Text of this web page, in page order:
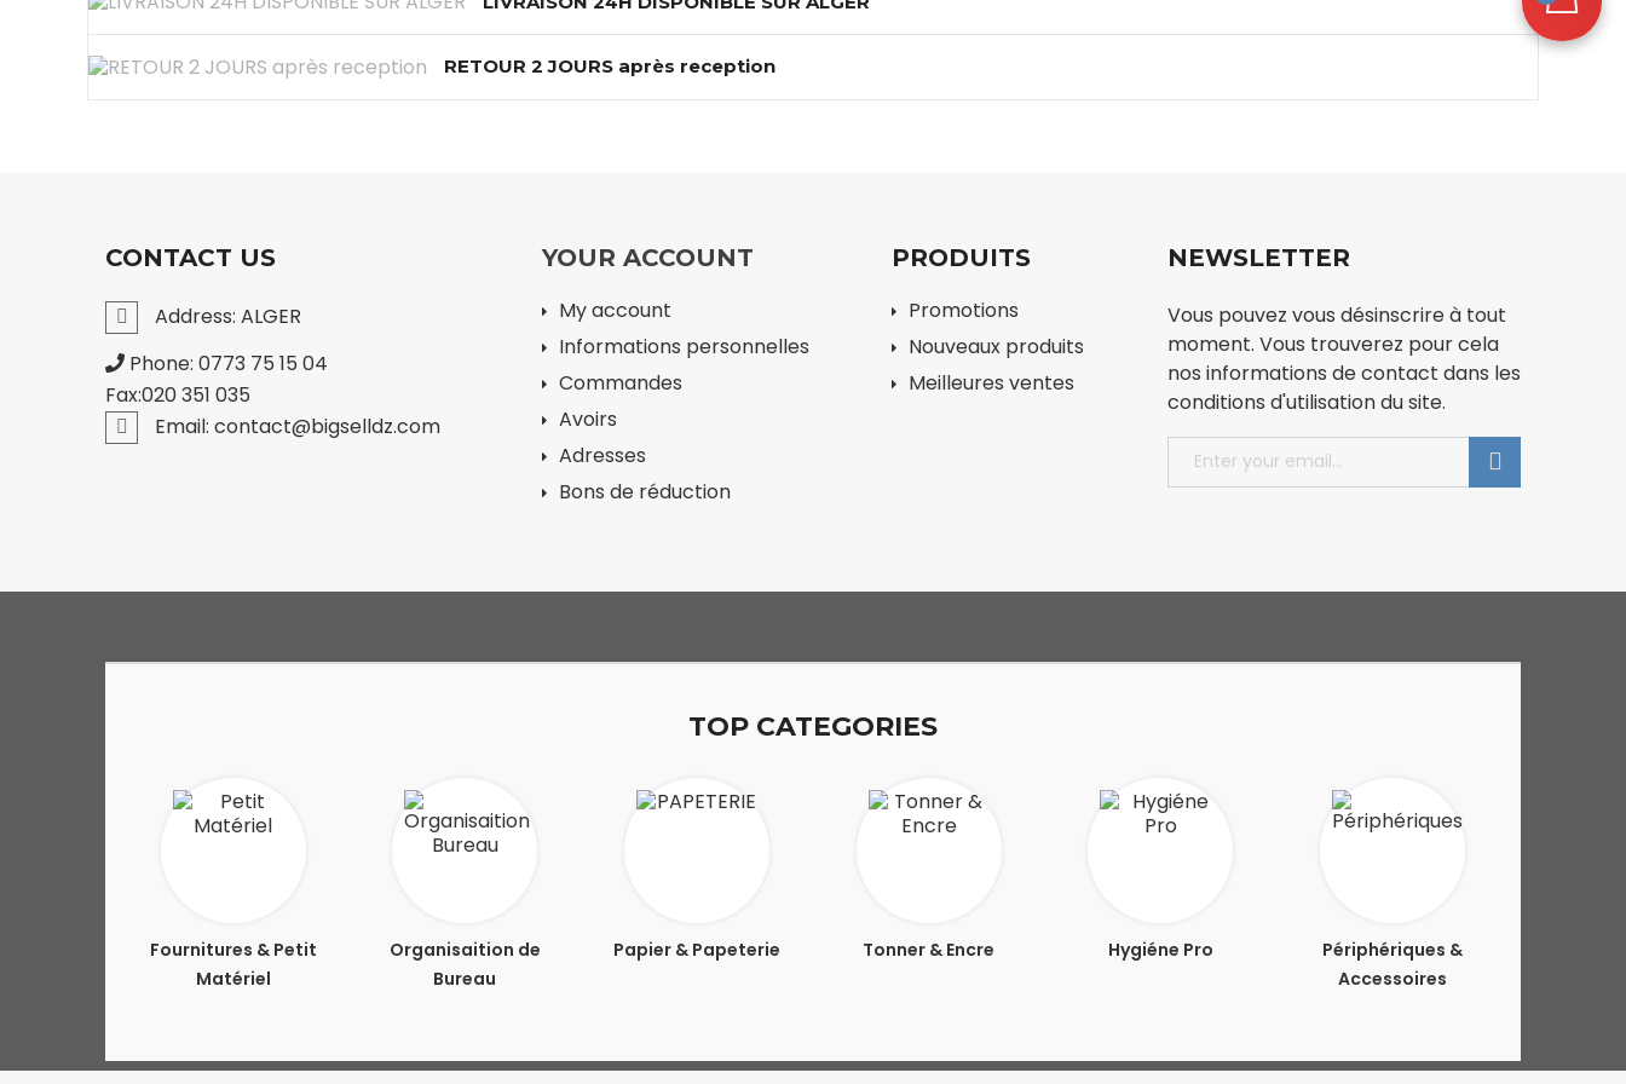
RETOUR 2 JOURS après reception
CONTACT US
Address: ALGER
Phone: 0773 75 15 04
Fax:020 351 035
Email: contact@bigselldz.com
YOUR ACCOUNT
My account
Informations personnelles
Commandes
Avoirs
Adresses
Bons de réduction
PRODUITS
Promotions
Nouveaux produits
Meilleures ventes
NEWSLETTER
Vous pouvez vous désinscrire à tout
moment. Vous trouverez pour cela
nos informations de contact dans les
conditions d'utilisation du site.
TOP CATEGORIES
Fournitures & Petit
Matériel
Organisaition de
Bureau
Papier & Papeterie Tonner & Encre Hygiéne Pro
Périphériques &
Accessoires